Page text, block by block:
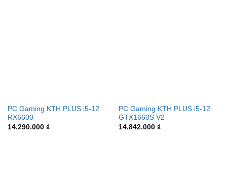
PC Gaming KTH PLUS i5-12
RX6600
14.290.000 ₫
PC Gaming KTH PLUS i5-12
GTX1660S V2
14.842.000 ₫